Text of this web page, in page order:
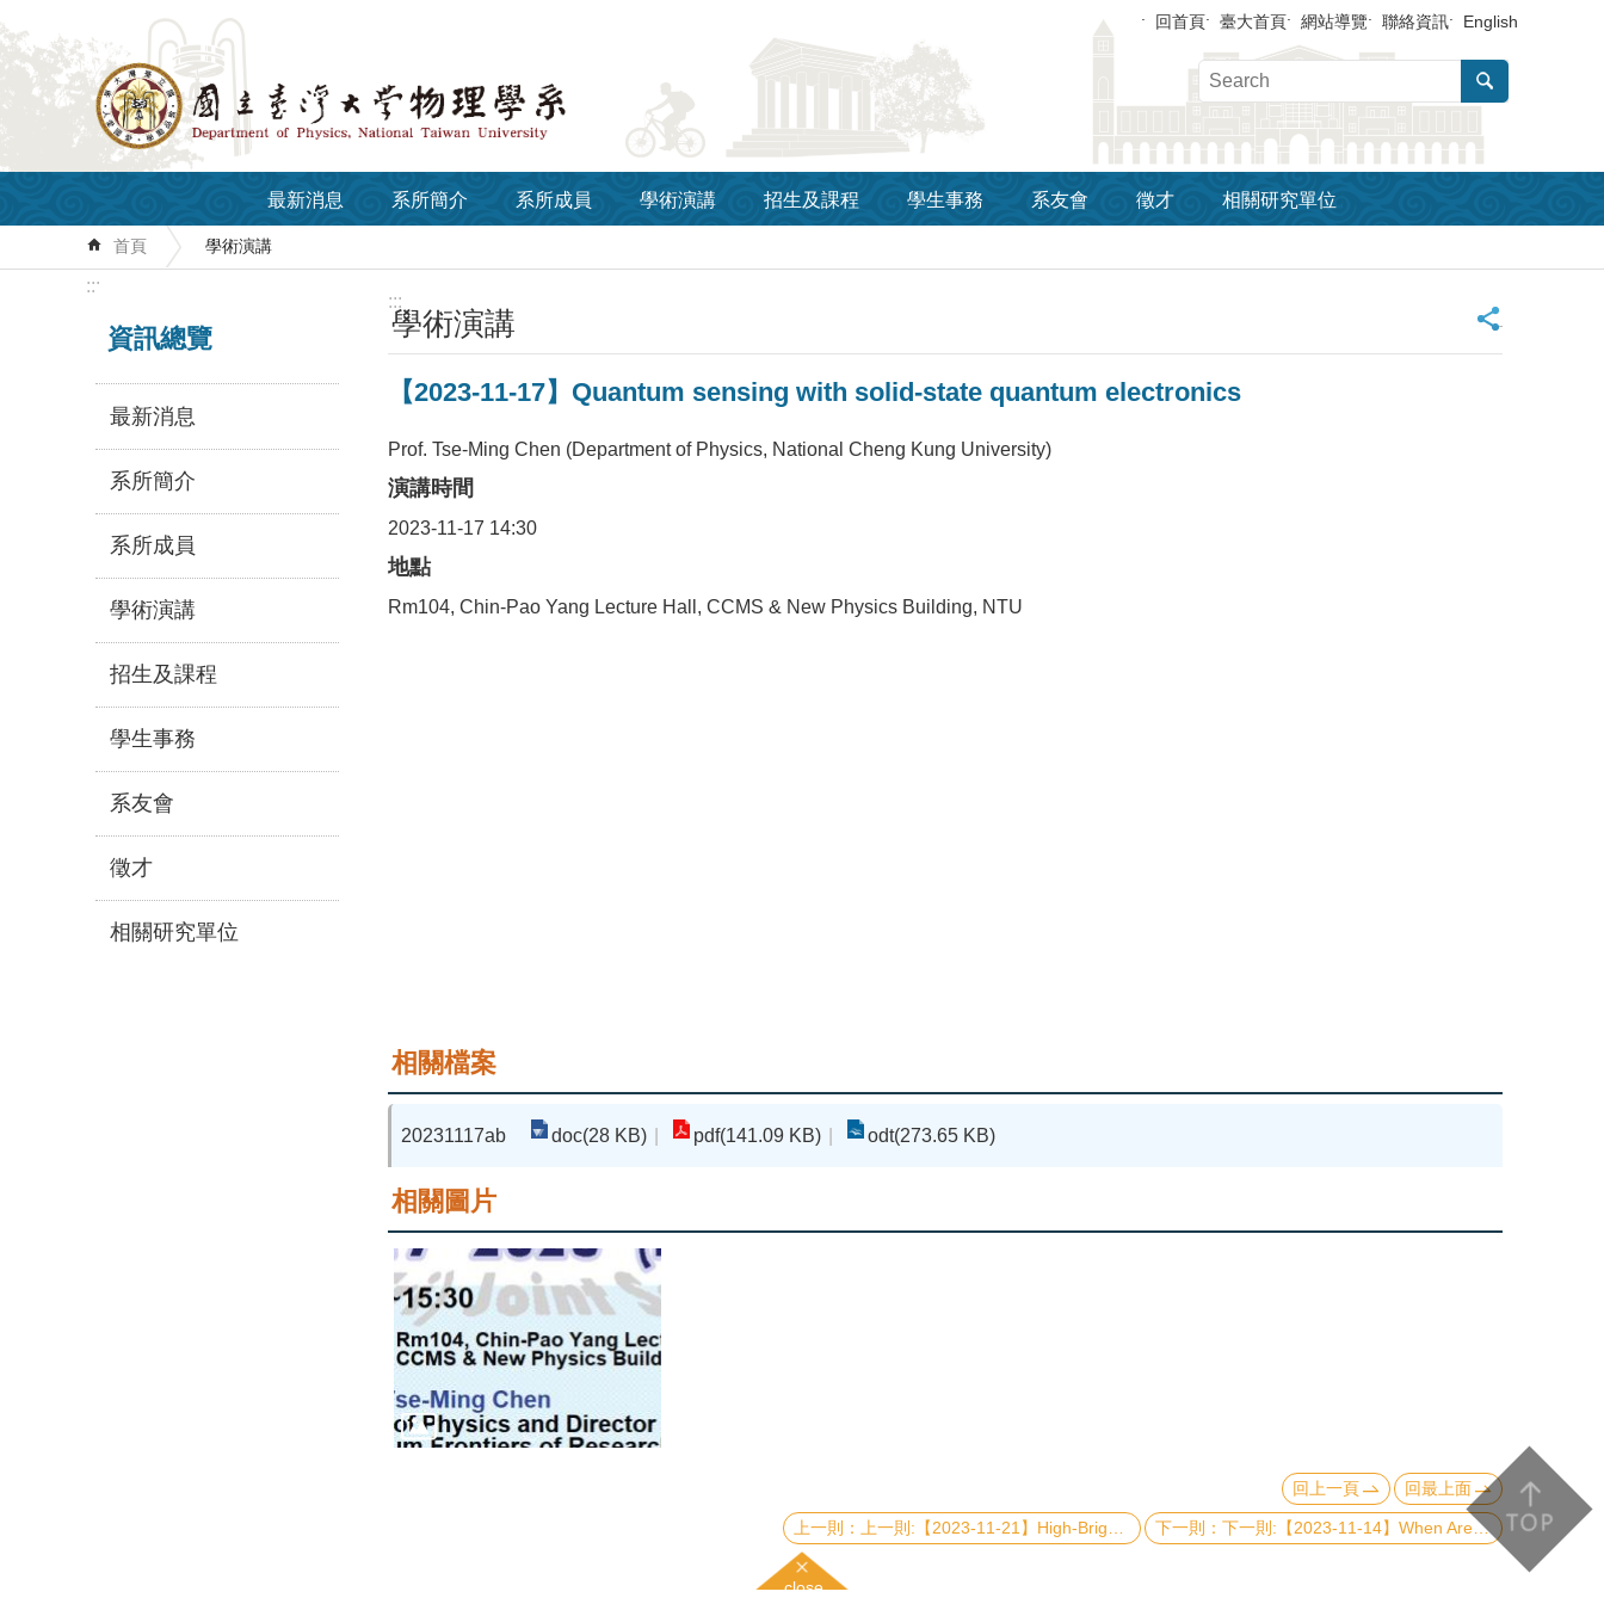
跳到主要內容區塊 回首頁 臺大首頁 網站導覽 聯絡資訊 English
最新消息 系所簡介 系所成員 學術演講 招生及課程 學生事務 系友會 徵才 相關研究單位
首頁 學術演講
:::
資訊總覽
最新消息
系所簡介
系所成員
學術演講
招生及課程
學生事務
系友會
徵才
相關研究單位
:::
學術演講 _
【2023-11-17】Quantum sensing with solid-state quantum electronics
Prof. Tse-Ming Chen (Department of Physics, National Cheng Kung University)
演講時間
2023-11-17 14:30
地點
Rm104, Chin-Pao Yang Lecture Hall, CCMS & New Physics Building, NTU
相關檔案
20231117ab doc(28 KB) pdf(141.09 KB) odt(273.65 KB)
相關圖片
回上一頁 回最上面
上一則:【2023-11-21】High-Brightness and Narrow-Linewidth Source of Heralded Single Photons Generated from a Hot Atomic Vapor 下一則:【2023-11-14】When Are Planets Formed? - Probing the Earliest Stage of Planet Formation
close